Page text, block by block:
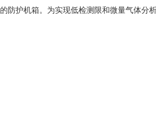
护机箱。为实现低检测限和微量气体分